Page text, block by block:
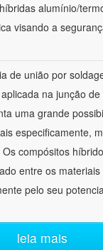
alumínio/
visando a
de união por
na junção
uma grande
especificamente,
compósitos
entre os
pelo seu
leia mais